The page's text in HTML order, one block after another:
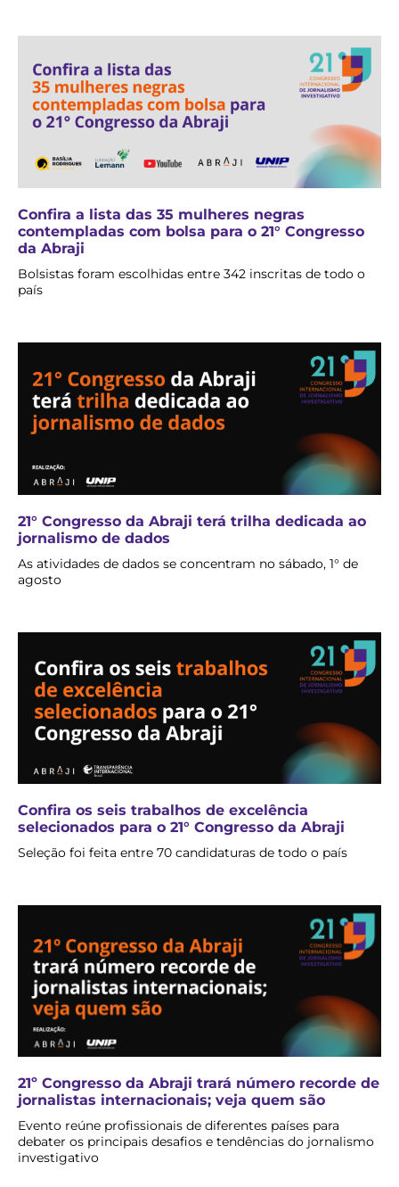
Confira a lista das 35 mulheres negras
contempladas com bolsa para o 21° Congresso
da Abraji
Bolsistas foram escolhidas entre 342 inscritas de todo o
país
21° Congresso da Abraji terá trilha dedicada ao
jornalismo de dados
As atividades de dados se concentram no sábado, 1° de
agosto
Confira os seis trabalhos de excelência
selecionados para o 21° Congresso da Abraji
Seleção foi feita entre 70 candidaturas de todo o país
21º Congresso da Abraji trará número recorde de
jornalistas internacionais; veja quem são
Evento reúne profissionais de diferentes países para
debater os principais desafios e tendências do jornalismo
investigativo